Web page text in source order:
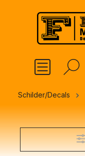
springen
Schilder/Decals